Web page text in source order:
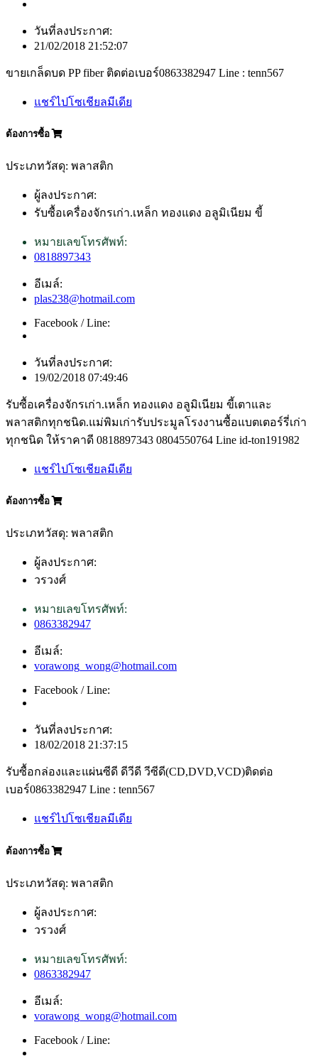
วันที่ลงประกาศ:
21/02/2018 21:52:07
ขายเกล็ดบด PP fiber ติดต่อเบอร์0863382947 Line : tenn567
แชร์ไปโซเชียลมีเดีย
ต้องการซื้อ
ประเภทวัสดุ: พลาสติก
ผู้ลงประกาศ:
รับซื้อเครื่องจักรเก่า.เหล็ก ทองแดง อลูมิเนียม ขี้
หมายเลขโทรศัพท์:
0818897343
อีเมล์:
plas238@hotmail.com
Facebook / Line:
วันที่ลงประกาศ:
19/02/2018 07:49:46
รับซื้อเครื่องจักรเก่า.เหล็ก ทองแดง อลูมิเนียม ขี้เตาและ
พลาสติกทุกชนิด.แม่พิมเก่ารับประมูลโรงงานซื้อแบตเตอร์รี่เก่า
ทุกชนิด ให้ราคาดี 0818897343 0804550764 Line id-ton191982
แชร์ไปโซเชียลมีเดีย
ต้องการซื้อ
ประเภทวัสดุ: พลาสติก
ผู้ลงประกาศ:
วรวงศ์
หมายเลขโทรศัพท์:
0863382947
อีเมล์:
vorawong_wong@hotmail.com
Facebook / Line:
วันที่ลงประกาศ:
18/02/2018 21:37:15
รับซื้อกล่องและแผ่นซีดี ดีวีดี วีซีดี(CD,DVD,VCD)ติดต่อ
เบอร์0863382947 Line : tenn567
แชร์ไปโซเชียลมีเดีย
ต้องการซื้อ
ประเภทวัสดุ: พลาสติก
ผู้ลงประกาศ:
วรวงศ์
หมายเลขโทรศัพท์:
0863382947
อีเมล์:
vorawong_wong@hotmail.com
Facebook / Line: